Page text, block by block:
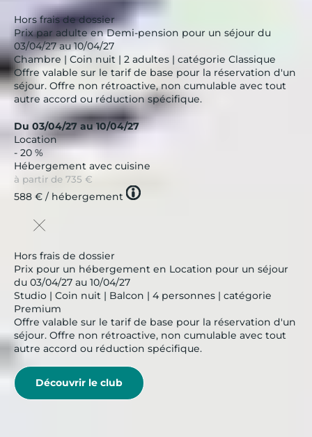
Hors frais de dossier
Prix par adulte en Demi-pension pour un séjour du
03/04/27 au 10/04/27
Chambre | Coin nuit | 2 adultes | catégorie Classique
Offre valable sur le tarif de base pour la réservation d'un
séjour. Offre non rétroactive, non cumulable avec tout
autre accord ou réduction spécifique.
Du 03/04/27 au 10/04/27
Location
- 20 %
Hébergement avec cuisine
à partir de 735 €
588 € / hébergement Tooltip
icon
Hors frais de dossier
Prix pour un hébergement en Location pour un séjour
du 03/04/27 au 10/04/27
Studio | Coin nuit | Balcon | 4 personnes | catégorie
Premium
Offre valable sur le tarif de base pour la réservation d'un
séjour. Offre non rétroactive, non cumulable avec tout
autre accord ou réduction spécifique.
Découvrir le club